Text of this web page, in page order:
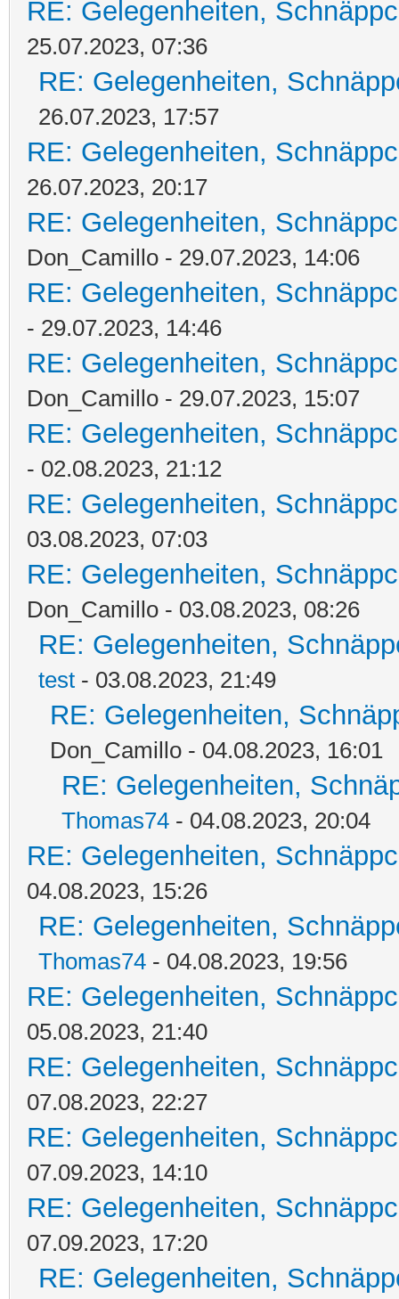
RE: Gelegenheiten,
25.07.2023, 07:36
RE: Gelegenheiten,
26.07.2023, 17:57
RE: Gelegenheiten,
26.07.2023, 20:17
RE: Gelegenheiten,
Don_Camillo - 29.07.2023, 14:06
RE: Gelegenheiten,
- 29.07.2023, 14:46
RE: Gelegenheiten,
Don_Camillo - 29.07.2023, 15:07
RE: Gelegenheiten,
- 02.08.2023, 21:12
RE: Gelegenheiten,
03.08.2023, 07:03
RE: Gelegenheiten,
Don_Camillo - 03.08.2023, 08:26
RE: Gelegenheiten,
test - 03.08.2023, 21:49
RE: Gelegenheiten,
Don_Camillo - 04.08.2023, 16:01
RE: Gelegenheiten,
Thomas74 - 04.08.2023, 20:04
RE: Gelegenheiten,
04.08.2023, 15:26
RE: Gelegenheiten,
Thomas74 - 04.08.2023, 19:56
RE: Gelegenheiten,
05.08.2023, 21:40
RE: Gelegenheiten,
07.08.2023, 22:27
RE: Gelegenheiten,
07.09.2023, 14:10
RE: Gelegenheiten,
07.09.2023, 17:20
RE: Gelegenheiten,